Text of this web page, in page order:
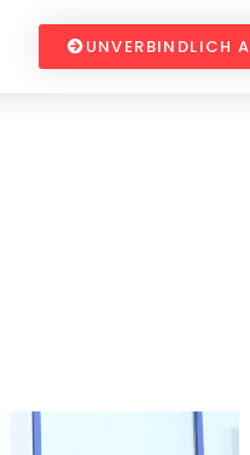
UNVERBINDLICH